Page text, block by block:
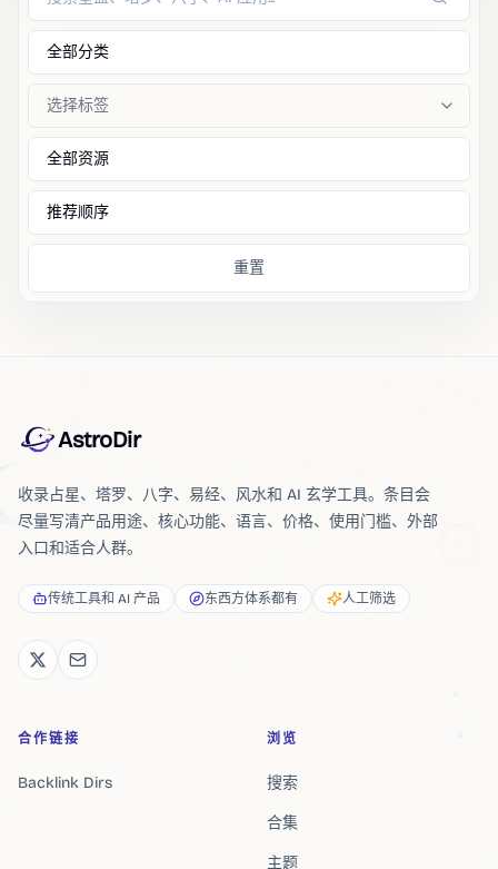
全部分类
选择标签
全部资源
推荐顺序
重置
AstroDir
收录占星、塔罗、八字、易经、风水和 AI 玄学工具。条目会
尽量写清产品用途、核心功能、语言、价格、使用门槛、外部
入口和适合人群。
传统工具和 AI 产品 东西方体系都有 人工筛选
合作链接
Backlink Dirs
浏览
搜索
合集
主题